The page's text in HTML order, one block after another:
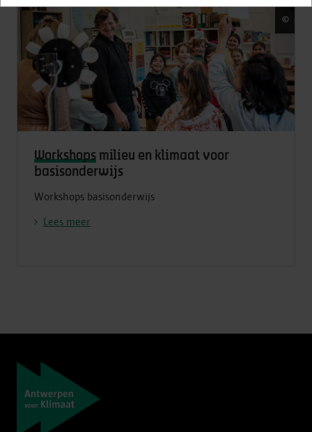
©
Workshops milieu en klimaat voor
basisonderwijs
Workshops basisonderwijs
Lees meer
Navigatie